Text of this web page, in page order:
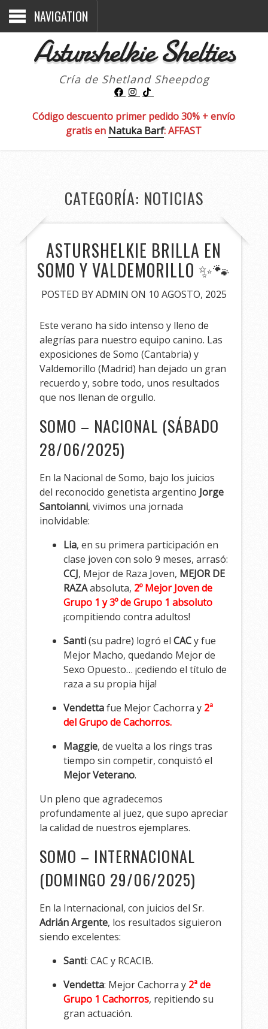
NAVIGATION
Asturshelkie Shelties
Cría de Shetland Sheepdog
Código descuento primer pedido 30% + envío
gratis en Natuka Barf: AFFAST
CATEGORÍA: NOTICIAS
ASTURSHELKIE BRILLA EN
SOMO Y VALDEMORILLO ✨🐾
POSTED BYADMIN ON 10 AGOSTO, 2025
Este verano ha sido intenso y lleno de
alegrías para nuestro equipo canino. Las
exposiciones de Somo (Cantabria) y
Valdemorillo (Madrid) han dejado un gran
recuerdo y, sobre todo, unos resultados
que nos llenan de orgullo.
SOMO – NACIONAL (SÁBADO
28/06/2025)
En la Nacional de Somo, bajo los juicios
del reconocido genetista argentino Jorge
Santoianni, vivimos una jornada
inolvidable:
Lia, en su primera participación en
clase joven con solo 9 meses, arrasó:
CCJ, Mejor de Raza Joven, MEJOR DE
RAZAabsoluta, 2º Mejor Joven de
Grupo 1 y 3º de Grupo 1 absoluto
¡compitiendo contra adultos!
Santi(su padre) logró elCACy fue
Mejor Macho, quedando Mejor de
Sexo Opuesto… ¡cediendo el título de
raza a su propia hija!
Vendettafue Mejor Cachorra y 2ª
del Grupo de Cachorros.
Maggie, de vuelta a los rings tras
tiempo sin competir, conquistó el
Mejor Veterano.
Un pleno que agradecemos
profundamente al juez, que supo apreciar
la calidad de nuestros ejemplares.
SOMO – INTERNACIONAL
(DOMINGO 29/06/2025)
En la Internacional, con juicios del Sr.
Adrián Argente, los resultados siguieron
siendo excelentes:
Santi: CAC y RCACIB.
Vendetta: Mejor Cachorra y 2ª de
Grupo 1 Cachorros, repitiendo su
gran actuación.